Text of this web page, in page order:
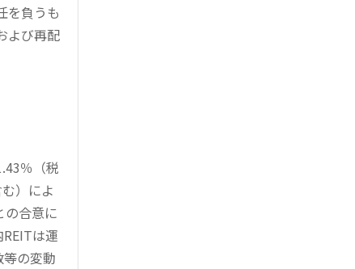
を負うも
よび再配
％（税
）によ
の合意に
は運
の変動